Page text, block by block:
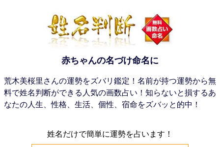
赤ちゃんの名づけ命名に
荒木美桜里さんの運勢をズバリ鑑定！名前が持つ運勢から無
料で姓名判断ができる人気の画数占い！知らないと損するあ
なたの人生、性格、生活、個性、宿命をズバッと的中！
姓名だけで簡単に運勢を占います！